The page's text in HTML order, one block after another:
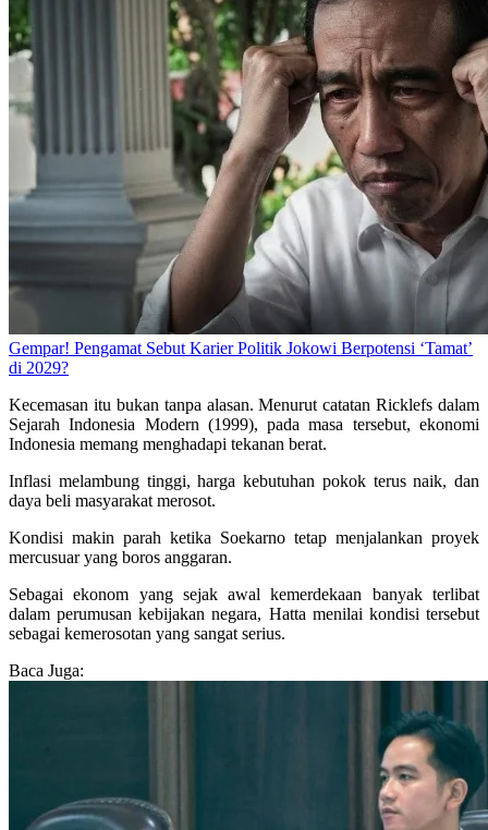
Gempar! Pengamat Sebut Karier Politik Jokowi Berpotensi ‘Tamat’
di 2029?
Kecemasan itu bukan tanpa alasan. Menurut catatan Ricklefs dalam
Sejarah Indonesia Modern (1999), pada masa tersebut, ekonomi
Indonesia memang menghadapi tekanan berat.
Inflasi melambung tinggi, harga kebutuhan pokok terus naik, dan
daya beli masyarakat merosot.
Kondisi makin parah ketika Soekarno tetap menjalankan proyek
mercusuar yang boros anggaran.
Sebagai ekonom yang sejak awal kemerdekaan banyak terlibat
dalam perumusan kebijakan negara, Hatta menilai kondisi tersebut
sebagai kemerosotan yang sangat serius.
Baca Juga: